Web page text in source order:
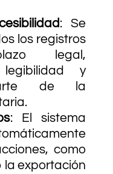
: Se
los registros
legal,
y
de la
: El sistema
como
la exportación